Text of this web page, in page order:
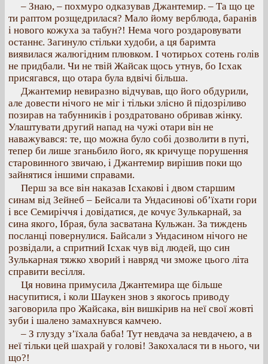
– Знаю, – похмуро одказував Джантемир. – Та що це
ти раптом розщедрилася? Мало йому верблюда, баранів
і нового кожуха за табун?! Нема чого роздаровувати
останнє. Загинуло стільки худоби, а ця баримта
виявилася жалюгідним плювком. І чотирьох сотень голів
не придбали. Чи не твій Жайсак щось утнув, бо Ісхак
присягався, що отара була вдвічі більша.
Джантемир невиразно відчував, що його обдурили,
але довести нічого не міг і тільки злісно й підозріливо
позирав на табунників і роздратовано обривав жінку.
Улаштувати другий напад на чужі отари він не
наважувався: те, що можна було собі дозволити в путі,
тепер би лише зганьбило його, як кричуще порушення
старовинного звичаю, і Джантемир вирішив поки що
зайнятися іншими справами.
Перш за все він наказав Ісхакові і двом старшим
синам від Зейнеб – Бейсали та Ундасинові об’їхати гори
і все Семиріччя і довідатися, де кочує Зулькарнай, за
сина якого, Ібрая, була засватана Кульжан. За тиждень
посланці повернулися. Байсали з Ундасином нічого не
розвідали, а спритний Ісхак чув від людей, що син
Зулькарная тяжко хворий і навряд чи зможе цього літа
справити весілля.
Ця новина примусила Джантемира ще більше
насупитися, і коли Шаукен знов з якогось приводу
заговорила про Жайсака, він вишкірив на неї свої жовті
зуби і шалено замахнувся камчею.
– З глузду з’їхала баба! Тут невдача за невдачею, а в
неї тільки цей шахрай у голові! Закохалася ти в нього, чи
що?!